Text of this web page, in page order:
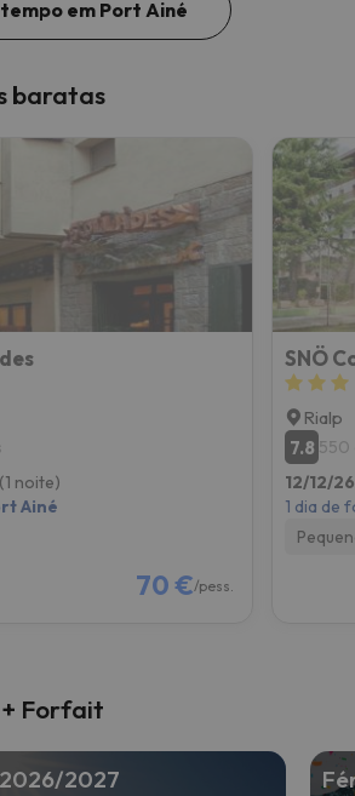
em Port Ainé
baratas
(1 noite)
Ainé
70 €/pess.
SNÖ
Rialp
7.8 550
12/12/
1 dia de
Forfait
2027